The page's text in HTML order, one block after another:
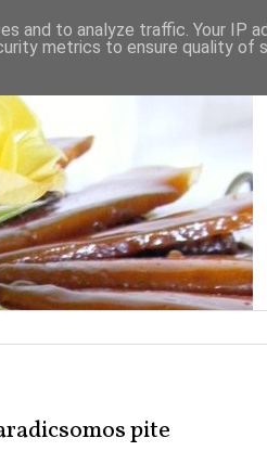
pite
and to analyze traffic. Your IP
metrics to ensure quality of